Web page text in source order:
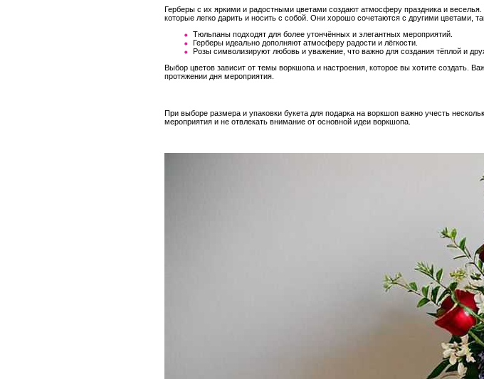
Герберы с их яркими и радостными цветами создают атмосферу праздника и
которые легко дарить и носить с собой. Они хорошо сочетаются с другими цветами,
Тюльпаны подходят для более утончённых и элегантных мероприятий.
Герберы идеально дополняют атмосферу радости и лёгкости.
Розы символизируют любовь и уважение, что важно для создания тёплой и
Выбор цветов зависит от темы воркшопа и настроения, которое вы хотите создать.
протяжении дня мероприятия.
При выборе размера и упаковки букета для подарка на воркшоп важно учесть
мероприятия и не отвлекать внимание от основной идеи воркшопа.